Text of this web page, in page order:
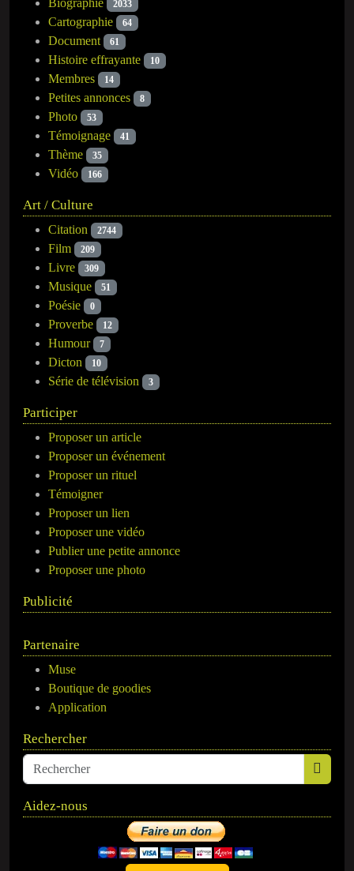
2033
Cartographie 64
Document 61
Histoire effrayante 10
Membres 14
Petites annonces 8
Photo 53
Témoignage 41
Thème 35
Vidéo 166
Art / Culture
Citation 2744
Film 209
Livre 309
Musique 51
Poésie 0
Proverbe 12
Humour 7
Dicton 10
Série de télévision 3
Participer
Proposer un article
Proposer un événement
Proposer un rituel
Témoigner
Proposer un lien
Proposer une vidéo
Publier une petite annonce
Proposer une photo
Publicité
Partenaire
Muse
Boutique de goodies
Application
Rechercher
Aidez-nous